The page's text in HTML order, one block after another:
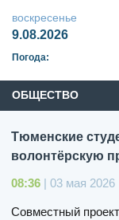
воскресенье
9.08.2026
Погода:
ОБЩЕСТВО
Тюменские
волонтёрскую
08:36 | 03 мая 2026
Совместный